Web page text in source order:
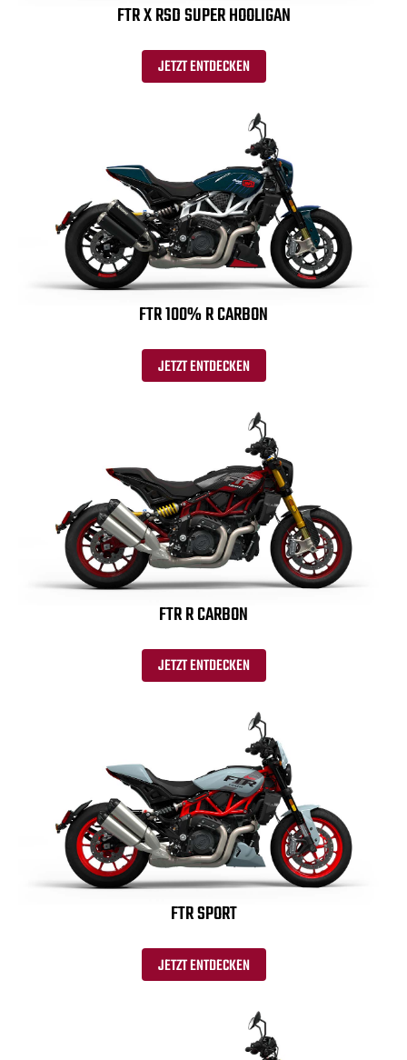
FTR X RSD SUPER HOOLIGAN
JETZT ENTDECKEN
FTR 100% R CARBON
JETZT ENTDECKEN
FTR R CARBON
JETZT ENTDECKEN
FTR SPORT
JETZT ENTDECKEN